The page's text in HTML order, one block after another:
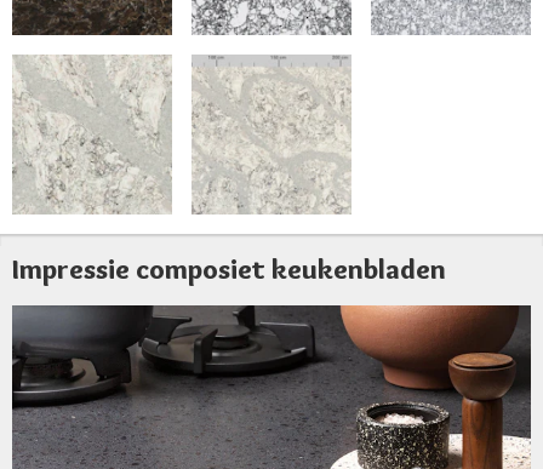
Impressie composiet keukenbladen